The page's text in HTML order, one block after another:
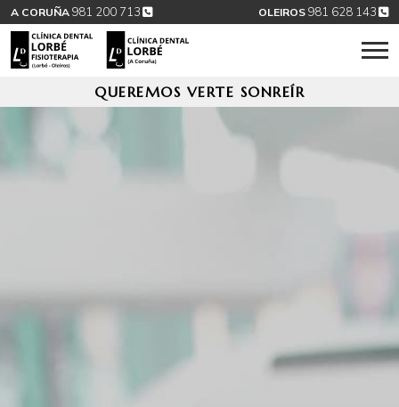
A CORUÑA 981 200 713 OLEIROS 981 628 143